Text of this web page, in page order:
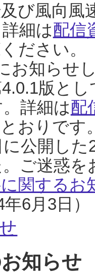
び風向風
細は配信
ださい。
お知らせ
版と
詳細は配
おりです
公開し
ご迷惑
関するお
6月3日）
知らせ